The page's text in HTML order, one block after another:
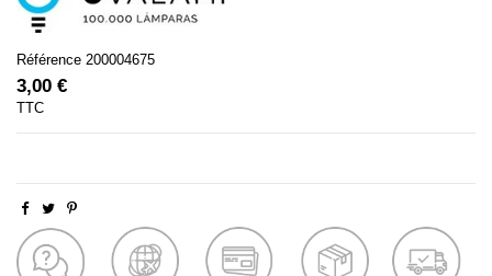
Référence 200004675
3,00 €
TTC